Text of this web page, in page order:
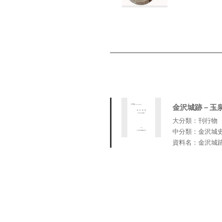
金沢城跡－玉
大分類：刊行物
中分類：金沢城
資料名：金沢城